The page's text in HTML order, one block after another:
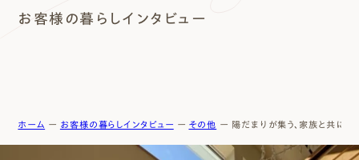
施工事例
お客様の暮らしインタビュー
ホーム ー お客様の暮らしインタビュー ー その他 ー 陽だまりが集う、家族と共に育